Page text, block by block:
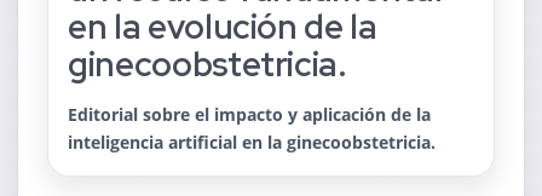
en la evolución de la
ginecoobstetricia.
Editorial sobre el impacto y aplicación de la
inteligencia artificial en la ginecoobstetricia.